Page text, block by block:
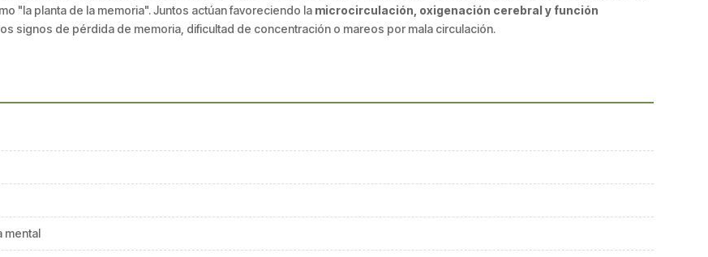
"la planta de la memoria". Juntos actúan favoreciendo la microcirculación, oxigenación cerebral y función
signos de pérdida de memoria, dificultad de concentración o mareos por mala circulación.
mental